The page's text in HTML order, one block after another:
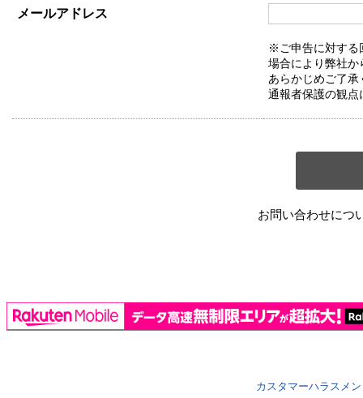
メールアドレス
※ご申告に対する
場合により弊社か
あらかじめご了承
通報者保護の観点
お問い合わせにつ
カスタマーハラスメ